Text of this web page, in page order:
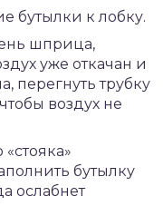
бутылки к лобку.
шприца,
уже откачан и
перегнуть трубку
воздух не
бутылку
ослабнет